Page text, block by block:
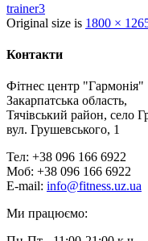
trainer3
Original size is 1800 ×
Контакти
Фітнес центр "Гармонія"
Закарпатська область,
Тячівський район, село
вул. Грушевського, 1
Тел: +38 096 166 6922
Моб: +38 096 166 6922
E-mail: info@fitness.uz.ua
Ми працюємо: